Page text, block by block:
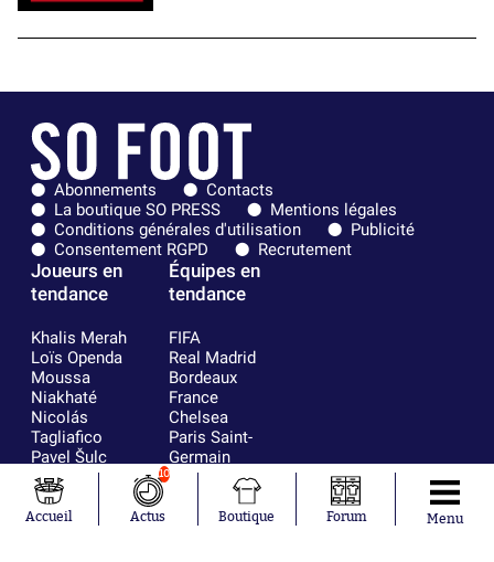
Abonnements
Contacts
La boutique SO PRESS
Mentions légales
Conditions générales d'utilisation
Publicité
Consentement RGPD
Recrutement
Joueurs en
tendance
Khalis Merah
Loïs Openda
Moussa
Niakhaté
Nicolás
Tagliafico
Pavel Šulc
Gauthier Hein
Lionel Messi
Gonzalo
Équipes en
tendance
FIFA
Real Madrid
Bordeaux
France
Chelsea
Paris Saint-
Germain
Olympique
AC Milan
Accueil
10
Actus Boutique Forum Menu